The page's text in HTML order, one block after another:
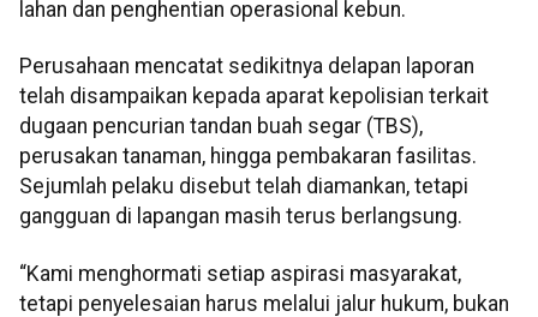
lahan dan penghentian operasional kebun.
Perusahaan mencatat sedikitnya delapan laporan
telah disampaikan kepada aparat kepolisian terkait
dugaan pencurian tandan buah segar (TBS),
perusakan tanaman, hingga pembakaran fasilitas.
Sejumlah pelaku disebut telah diamankan, tetapi
gangguan di lapangan masih terus berlangsung.
“Kami menghormati setiap aspirasi masyarakat,
tetapi penyelesaian harus melalui jalur hukum, bukan